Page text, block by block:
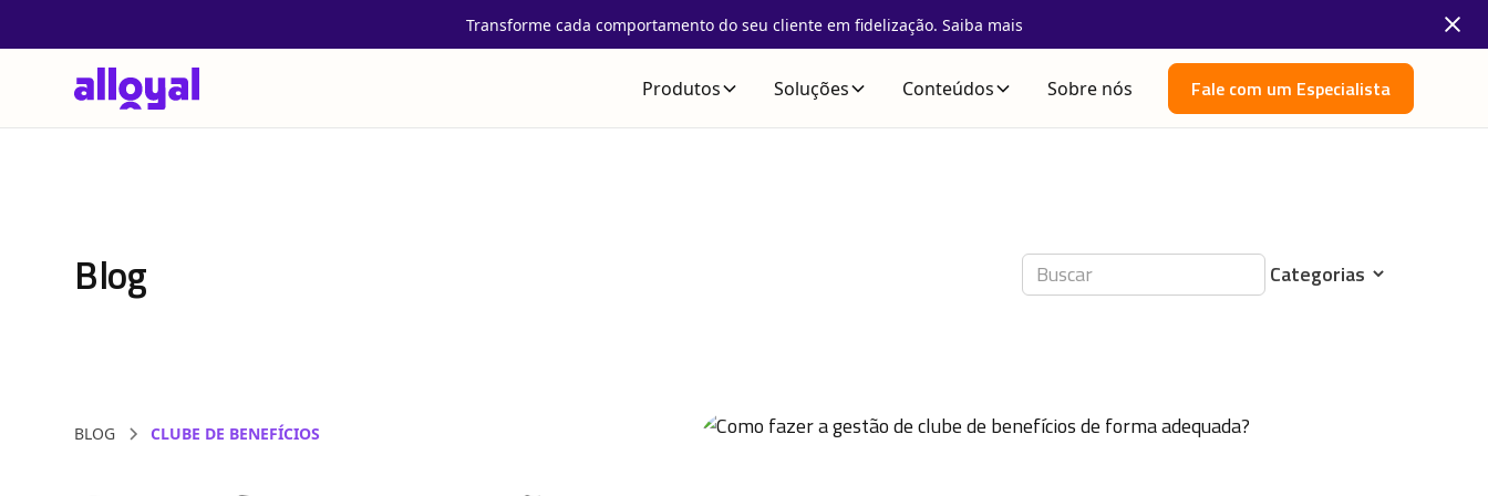
Transforme cada comportamento do seu cliente em fidelização. Saiba mais
Produtos Soluções Conteúdos Sobre nós Fale com um Especialista
Blog
BLOG CLUBE DE BENEFÍCIOS